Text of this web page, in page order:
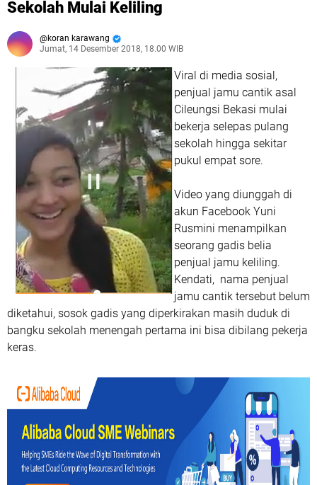
Sekolah Mulai Keliling
koran karawang
Jumat, 14 Desember 2018, 18.00 WIB
Viral di media sosial,
penjual jamu cantik asal
Cileungsi Bekasi mulai
bekerja selepas pulang
sekolah hingga sekitar
pukul empat sore.
Video yang diunggah di
akun Facebook Yuni
Rusmini menampilkan
seorang gadis belia
penjual jamu keliling.
Kendati, nama penjual
jamu cantik tersebut belum
diketahui, sosok gadis yang diperkirakan masih duduk di
bangku sekolah menengah pertama ini bisa dibilang pekerja
keras.